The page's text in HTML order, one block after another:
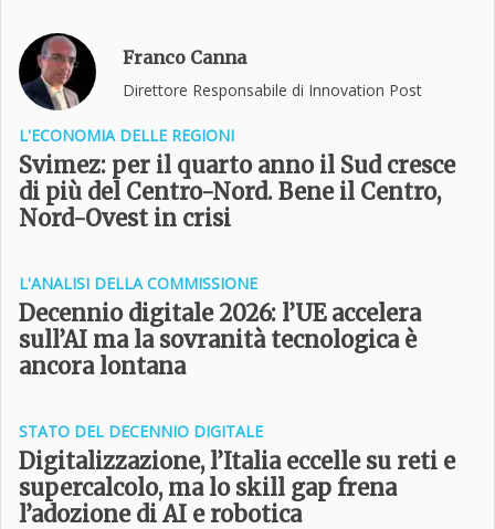
Franco Canna
Direttore Responsabile di Innovation Post
L'ECONOMIA DELLE REGIONI
Svimez: per il quarto anno il Sud cresce
di più del Centro-Nord. Bene il Centro,
Nord-Ovest in crisi
L'ANALISI DELLA COMMISSIONE
Decennio digitale 2026: l’UE accelera
sull’AI ma la sovranità tecnologica è
ancora lontana
STATO DEL DECENNIO DIGITALE
Digitalizzazione, l’Italia eccelle su reti e
supercalcolo, ma lo skill gap frena
l’adozione di AI e robotica